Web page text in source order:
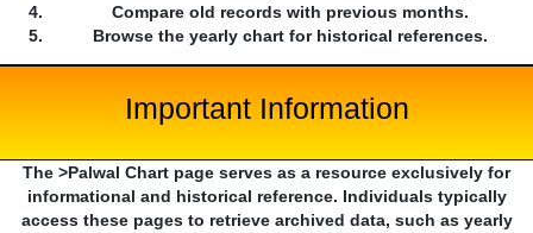
Compare old records with previous months.
Browse the yearly chart for historical references.
Important Information
The >Palwal Chart page serves as a resource exclusively for
informational and historical reference. Individuals typically
access these pages to retrieve archived data, such as yearly